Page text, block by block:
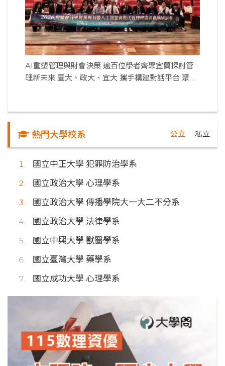
AI重塑管理與財會決策 逾百位學者齊聚宜蘭探討管
理新未來 臺大、政大、宜大 攜手構建對話平台 聚焦
熱門大學校系 公立 私立
國立中正大學 犯罪防治學系
國立政治大學 心理學系
國立政治大學 傳播學院大一大二不分系
國立政治大學 法律學系
國立中興大學 獸醫學系
國立臺灣大學 藥學系
國立成功大學 心理學系